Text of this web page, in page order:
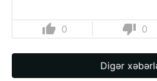
thumb_up 0 thumb_down 0
Digər